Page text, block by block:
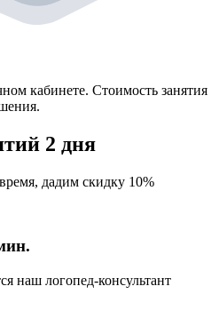
кабинете. Стоимость занятия
2 дня
дадим скидку 10%
наш логопед-консультант